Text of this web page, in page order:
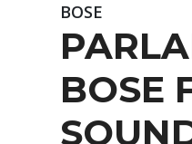
BOSE
BOSE